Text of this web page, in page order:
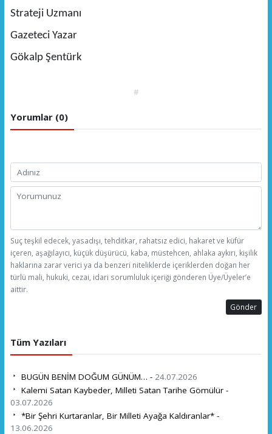
Strateji Uzmanı
Gazeteci Yazar
Gökalp Şentürk
#
Yorumlar (0)
Suç teşkil edecek, yasadışı, tehditkar, rahatsız edici, hakaret ve küfür
içeren, aşağılayıcı, küçük düşürücü, kaba, müstehcen, ahlaka aykırı, kişilik
haklarına zarar verici ya da benzeri niteliklerde içeriklerden doğan her
türlü mali, hukuki, cezai, idari sorumluluk içeriği gönderen Üye/Üyeler’e
aittir.
Gönder
Tüm Yazıları
BUGÜN BENİM DOĞUM GÜNÜM… - 24.07.2026
Kalemi Satan Kaybeder, Milleti Satan Tarihe Gömülür -
03.07.2026
*Bir Şehri Kurtaranlar, Bir Milleti Ayağa Kaldıranlar* -
13.06.2026